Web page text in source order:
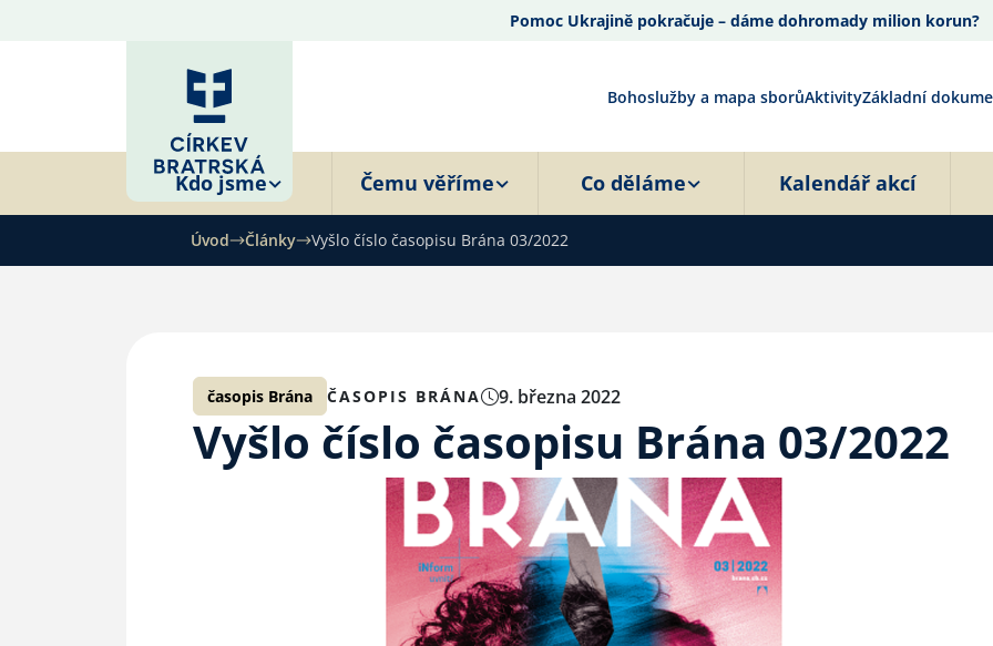
Pomoc Ukrajině pokračuje – dáme dohromady milion korun?
Bohoslužby a mapa sborůAktivityZákladní
Kdo jsme Čemu věříme Co děláme Kalendář akcí
Úvod Články Vyšlo číslo časopisu Brána 03/2022
časopis Brána ČASOPIS BRÁNA 9. března 2022
Vyšlo číslo časopisu Brána 03/2022